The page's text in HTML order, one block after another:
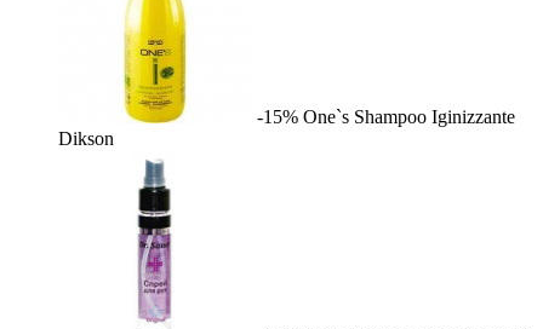
-15% One`s Shampoo Iginizzante
Dikson